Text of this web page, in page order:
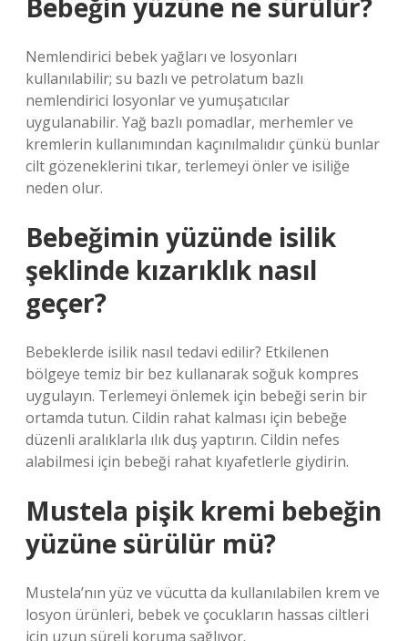
Bebeğin yüzüne ne sürülür?
Nemlendirici bebek yağları ve losyonları
kullanılabilir; su bazlı ve petrolatum bazlı
nemlendirici losyonlar ve yumuşatıcılar
uygulanabilir. Yağ bazlı pomadlar, merhemler ve
kremlerin kullanımından kaçınılmalıdır çünkü bunlar
cilt gözeneklerini tıkar, terlemeyi önler ve isiliğe
neden olur.
Bebeğimin yüzünde isilik
şeklinde kızarıklık nasıl
geçer?
Bebeklerde isilik nasıl tedavi edilir? Etkilenen
bölgeye temiz bir bez kullanarak soğuk kompres
uygulayın. Terlemeyi önlemek için bebeği serin bir
ortamda tutun. Cildin rahat kalması için bebeğe
düzenli aralıklarla ılık duş yaptırın. Cildin nefes
alabilmesi için bebeği rahat kıyafetlerle giydirin.
Mustela pişik kremi bebeğin
yüzüne sürülür mü?
Mustela’nın yüz ve vücutta da kullanılabilen krem ​​ve
losyon ürünleri, bebek ve çocukların hassas ciltleri
için uzun süreli koruma sağlıyor.